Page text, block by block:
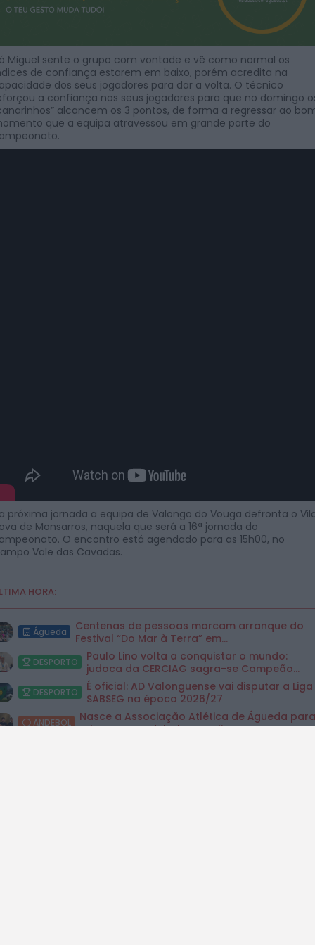
Miguel sente o grupo com vontade e vê como normal os
de confiança estarem em baixo, porém acredita na
dos seus jogadores para dar a volta. O técnico
a confiança nos seus jogadores para que no domingo
alcancem os 3 pontos, de forma a regressar ao
que a equipa atravessou em grande parte do
próxima jornada a equipa de Valongo do Vouga defronta o
de Monsarros, naquela que será a 16ª jornada do
O encontro está agendado para as 15h00, no
Vale das Cavadas.
HORA:
Águeda
Centenas de pessoas marcam arranque do
Festival “Do Mar à Terra” em...
DESPORTO
Paulo Lino volta a conquistar o mundo:
judoca da CERCIAG sagra-se Campeão...
DESPORTO
É oficial: AD Valonguense vai disputar a Liga
SABSEG na época 2026/27
ANDEBOL
Nasce a Associação Atlética de Águeda para
relançar o andebol masculino no...